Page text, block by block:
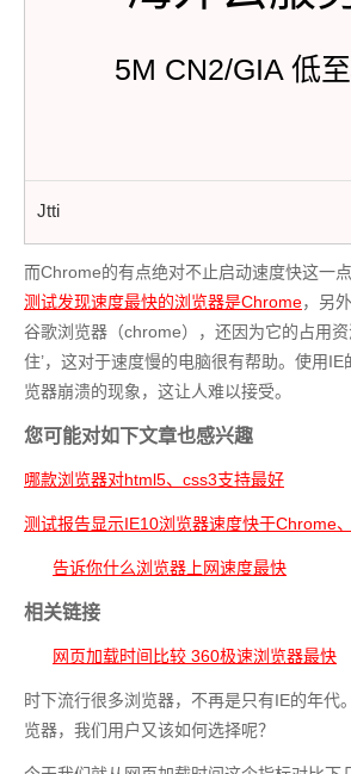
5M CN2/GIA 低
Jtti
而Chrome的有点绝对不止启动速度快这一
测试发现速度最快的浏览器是Chrome，另
谷歌浏览器（chrome），还因为它的占用资
住’，这对于速度慢的电脑很有帮助。使用IE
览器崩溃的现象，这让人难以接受。
您可能对如下文章也感兴趣
哪款浏览器对html5、css3支持最好
测试报告显示IE10浏览器速度快于Chrome
告诉你什么浏览器上网速度最快
相关链接
网页加载时间比较 360极速浏览器最快
时下流行很多浏览器，不再是只有IE的年代
览器，我们用户又该如何选择呢？